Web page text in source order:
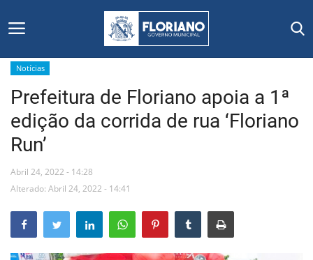
Início
Editais
Floriano
Mural de Licitações
Notícias
Prefeitura de Floriano apoia a 1ª
edição da corrida de rua ‘Floriano
Run’
Abril 24, 2022 - 14:28
Alterado: Abril 24, 2022 - 14:41